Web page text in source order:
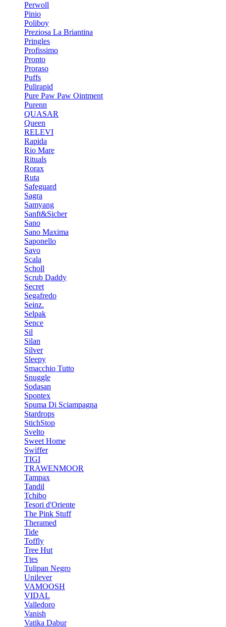
Perwoll
Pinio
Poliboy
Preziosa La Briantina
Pringles
Profissimo
Pronto
Proraso
Puffs
Pulirapid
Pure Paw Paw Ointment
Purenn
QUASAR
Queen
RELEVI
Rapida
Rio Mare
Rituals
Rorax
Ruta
Safeguard
Sagra
Samyang
Sanft&Sicher
Sano
Sano Maxima
Saponello
Savo
Scala
Scholl
Scrub Daddy
Secret
Segafredo
Seinz.
Selpak
Sence
Sil
Silan
Silver
Sleepy
Smacchio Tutto
Snuggle
Sodasan
Spontex
Spuma Di Sciampagna
Stardrops
StichStop
Svelto
Sweet Home
Swiffer
TIGI
TRAWENMOOR
Tampax
Tandil
Tchibo
Tesori d'Oriente
The Pink Stuff
Theramed
Tide
Toffly
Tree Hut
Ttes
Tulipan Negro
Unilever
VAMOOSH
VIDAL
Valledoro
Vanish
Vatika Dabur